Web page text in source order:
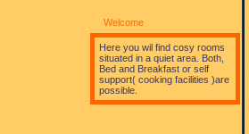
Welcome
Here you wil find cosy rooms
situated in a quiet area. Both,
Bed and Breakfast or self
support( cooking facilities )are
possible.